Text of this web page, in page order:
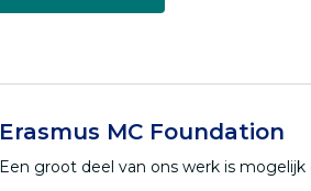
Erasmus MC Foundation
Een groot deel van ons werk is